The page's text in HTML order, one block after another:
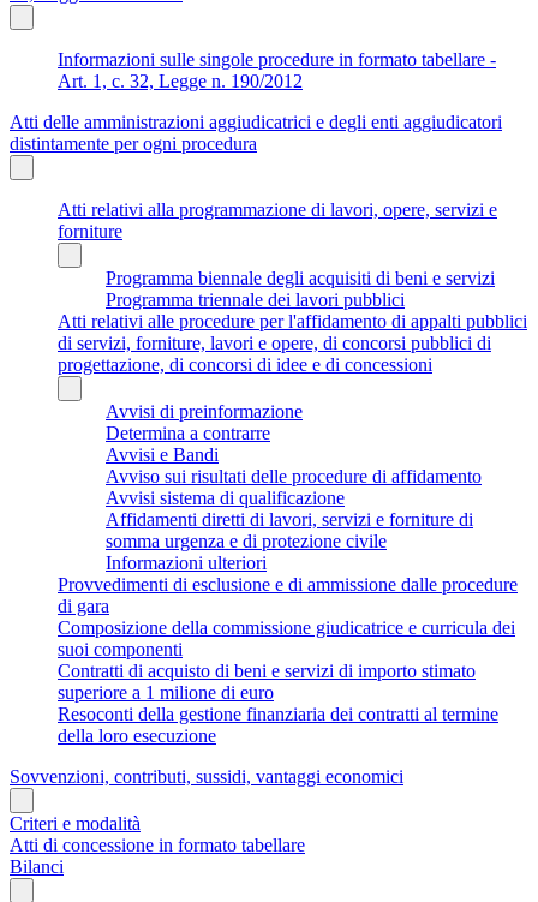
Informazioni sulle singole procedure in formato tabellare -
Art. 1, c. 32, Legge n. 190/2012
Atti delle amministrazioni aggiudicatrici e degli enti aggiudicatori
distintamente per ogni procedura
Atti relativi alla programmazione di lavori, opere, servizi e
forniture
Programma biennale degli acquisiti di beni e servizi
Programma triennale dei lavori pubblici
Atti relativi alle procedure per l'affidamento di appalti pubblici
di servizi, forniture, lavori e opere, di concorsi pubblici di
progettazione, di concorsi di idee e di concessioni
Avvisi di preinformazione
Determina a contrarre
Avvisi e Bandi
Avviso sui risultati delle procedure di affidamento
Avvisi sistema di qualificazione
Affidamenti diretti di lavori, servizi e forniture di
somma urgenza e di protezione civile
Informazioni ulteriori
Provvedimenti di esclusione e di ammissione dalle procedure
di gara
Composizione della commissione giudicatrice e curricula dei
suoi componenti
Contratti di acquisto di beni e servizi di importo stimato
superiore a 1 milione di euro
Resoconti della gestione finanziaria dei contratti al termine
della loro esecuzione
Sovvenzioni, contributi, sussidi, vantaggi economici
Criteri e modalità
Atti di concessione in formato tabellare
Bilanci